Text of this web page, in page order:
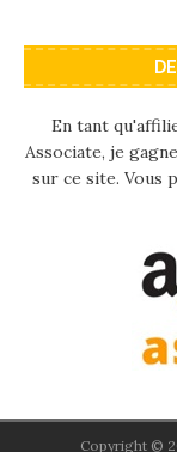
En tant
Associate, je
sur ce site. Vous
Copyright ©